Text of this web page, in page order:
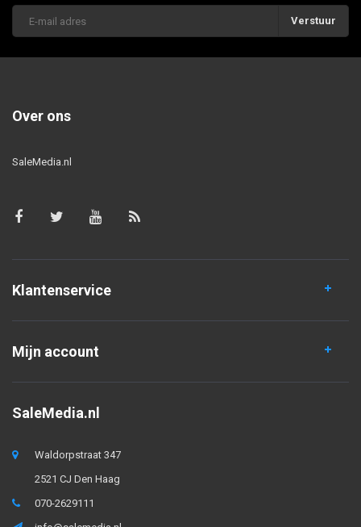
Verstuur
Over ons
SaleMedia.nl
Klantenservice
Mijn account
SaleMedia.nl
Waldorpstraat 347
2521 CJ Den Haag
070-2629111